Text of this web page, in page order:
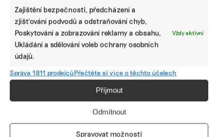
Zajištění bezpečnosti, předcházení a
zjišťování podvodů a odstraňování chyb,
Poskytování a zobrazování reklamy a obsahu,
Ukládání a sdělování voleb ochrany osobních
údajů.
Vždy aktivní
Správa 1811 prodejcůPřečtěte si více o těchto účelech
Příjmout
Odmítnout
Spravovat možnosti
Jak vybrat správný ESG nástroj: srovnání
programů, které pomohou s vytvořením
nefinanční zprávy
Lidé v ESG
Od čokolády k pivu. Prazdroj má novou posilu
starající se o bezpečnost zaměstnanců